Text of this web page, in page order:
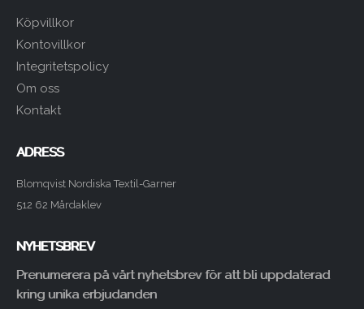
Köpvillkor
Kontovillkor
Integritetspolicy
Om oss
Kontakt
ADRESS
Blomqvist Nordiska Textil-Garner
512 62 Mårdaklev
NYHETSBREV
Prenumerera på vårt nyhetsbrev för att bli uppdaterad
kring unika erbjudanden